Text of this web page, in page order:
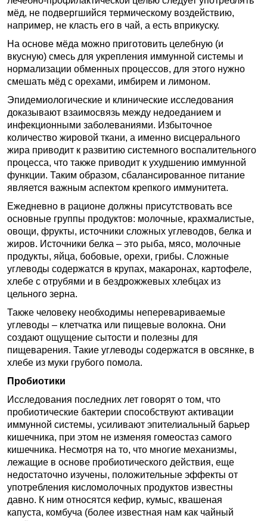
мёд, не подвергшийся термическому воздействию,
например, не класть его в чай, а есть вприкуску.
На основе мёда можно приготовить целебную (и
вкусную) смесь для укрепления иммунной системы и
нормализации обменных процессов, для этого нужно
смешать мёд с орехами, имбирем и лимоном.
Эпидемиологические и клинические исследования
доказывают взаимосвязь между недоеданием и
инфекционными заболеваниями. Избыточное
количество жировой ткани, а именно висцерального
жира приводит к развитию системного воспалительного
процесса, что также приводит к ухудшению иммунной
функции. Таким образом, сбалансированное питание
является важным аспектом крепкого иммунитета.
Ежедневно в рационе должны присутствовать все
основные группы продуктов: молочные, крахмалистые,
овощи, фрукты, источники сложных углеводов, белка и
жиров. Источники белка – это рыба, мясо, молочные
продукты, яйца, бобовые, орехи, грибы. Сложные
углеводы содержатся в крупах, макаронах, картофеле,
хлебе с отрубями и в бездрожжевых хлебцах из
цельного зерна.
Также человеку необходимы неперевариваемые
углеводы – клетчатка или пищевые волокна. Они
создают ощущение сытости и полезны для
пищеварения. Такие углеводы содержатся в овсянке, в
хлебе из муки грубого помола.
Пробиотики
Исследования последних лет говорят о том, что
пробиотические бактерии способствуют активации
иммунной системы, усиливают эпителиальный барьер
кишечника, при этом не изменяя гомеостаз самого
кишечника. Несмотря на то, что многие механизмы,
лежащие в основе пробиотического действия, еще
недостаточно изучены, положительные эффекты от
употребления кисломолочных продуктов известны
давно. К ним относятся кефир, кумыс, квашеная
капуста, комбуча (более известная нам как чайный